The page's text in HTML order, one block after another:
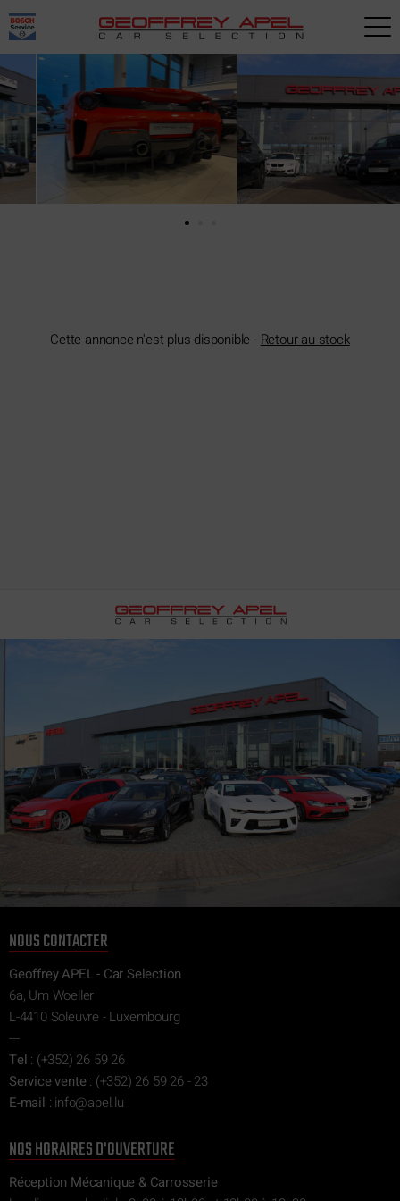
Cette annonce n'est plus disponible - Retour au stock
NOUS CONTACTER
Geoffrey APEL - Car Selection
6a, Um Woeller
L-4410 Soleuvre - Luxembourg
---
Tel : (+352) 26 59 26
Service vente: (+352) 26 59 26 - 23
E-mail : ul.l
epa@of
ni
NOS HORAIRES D'OUVERTURE
Réception Mécanique & Carrosserie